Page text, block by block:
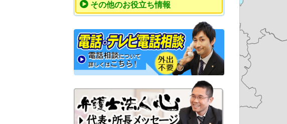
その他のお役立ち情報